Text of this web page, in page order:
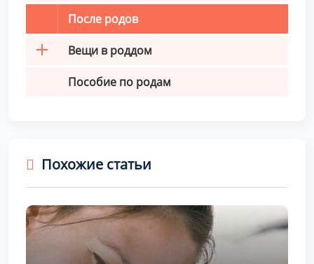
После родов
Вещи в роддом
Пособие по родам
Похожие статьи